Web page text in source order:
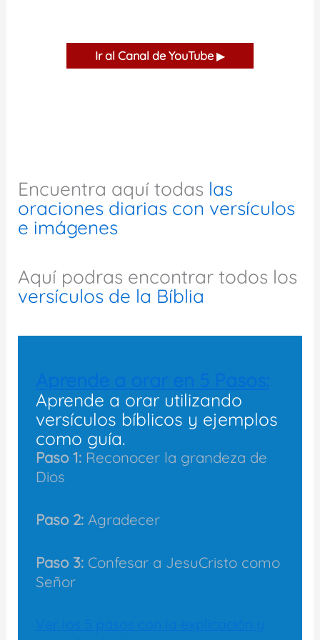
Ir al Canal de YouTube ▶
Encuentra aquí todas las
oraciones diarias con versículos
e imágenes
Aquí podras encontrar todos los
versículos de la Bíblia
Aprende a orar utilizando
versículos bíblicos y ejemplos
como guía.
Paso 1:Reconocer la grandeza de
Dios
Paso 2:Agradecer
Paso 3: Confesar a JesuCristo como
Señor